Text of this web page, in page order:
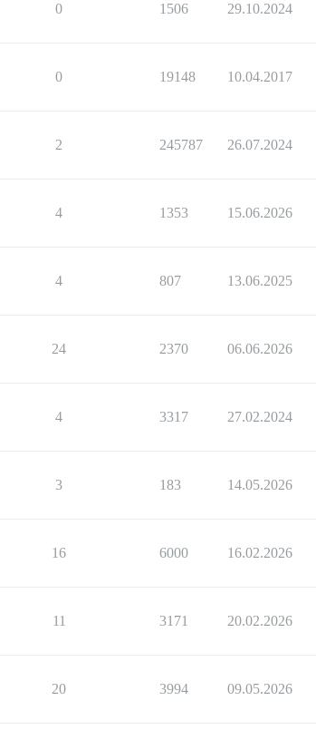
0 1506 29.10.2024
0 19148 10.04.2017
2 245787 26.07.2024
4 1353 15.06.2026
4 807 13.06.2025
24 2370 06.06.2026
4 3317 27.02.2024
3 183 14.05.2026
16 6000 16.02.2026
11 3171 20.02.2026
20 3994 09.05.2026